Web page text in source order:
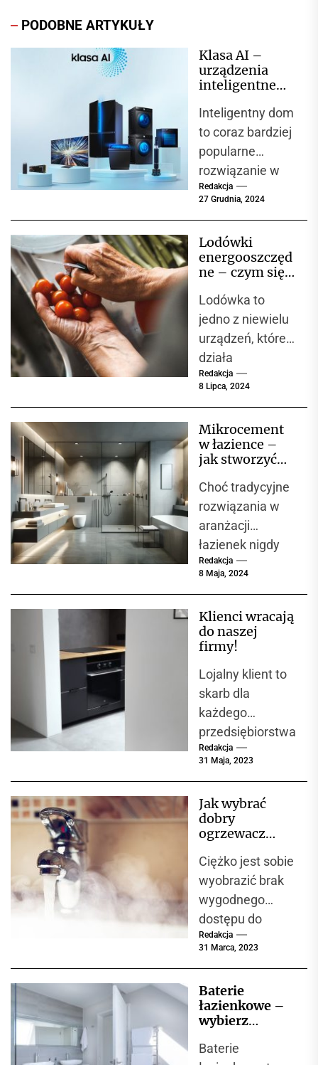
PODOBNE ARTYKUŁY
Klasa AI –
urządzenia
inteligentne
Samsung
Inteligentny dom
to coraz bardziej
popularne
rozwiązanie w
nowoczesnych
domach, które
funkcjonowanie
na wygodnych i
ych
technologiach.
W...
Redakcja
27 Grudnia, 2024
Lodówki
energooszczęd
ne – czym się
?
Lodówka to
jedno z niewielu
urządzeń, które
działa
nieprzerwanie
przez cały rok –
dobę. Nic
dziwnego, że...
Redakcja
8 Lipca, 2024
Mikrocement
w łazience –
jak stworzyć
w utrzymaniu
czystości
przestrzeń?
Choć tradycyjne
rozwiązania w
aranżacji
łazienek nigdy
nie wyjdą z
mody,
zdobywa coraz
większą
materiał, który
łączy...
Redakcja
8 Maja, 2024
Klienci wracają
do naszej
firmy!
Lojalny klient to
skarb dla
każdego
przedsiębiorstwa
. A my jesteśmy
pod tym
doskonałym
przykładem.
zatem to, że...
Redakcja
31 Maja, 2023
Jak wybrać
dobry
ogrzewacz
Ciężko jest sobie
wyobrazić brak
wygodnego
dostępu do
ciepłej wody.
Mało tego, coraz
decyduje się na
montaż
Redakcja
31 Marca, 2023
Baterie
łazienkowe –
wybierz
rozwiązanie
Baterie